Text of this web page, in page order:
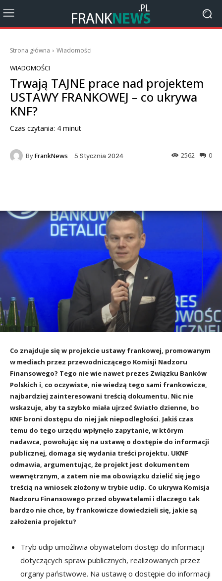
Strona główna Wiadomości
WIADOMOŚCI
Trwają TAJNE prace nad projektem
USTAWY FRANKOWEJ – co ukrywa
KNF?
Czas czytania: 4 minut
ByFrankNews 5 Stycznia 2024 0
2562
Co znajduje się w projekcie ustawy frankowej, promowanym
w mediach przez przewodniczącego Komisji Nadzoru
Finansowego? Tego nie wie nawet prezes Związku Banków
Polskich i, co oczywiste, nie wiedzą tego sami frankowicze,
najbardziej zainteresowani treścią dokumentu. Nic nie
wskazuje, aby ta szybko miała ujrzeć światło dzienne, bo
KNF broni dostępu do niej jak niepodległości. Jakiś czas
temu do tego urzędu wpłynęło zapytanie, w którym
nadawca, powołując się na ustawę o dostępie do informacji
publicznej, domaga się wydania treści projektu. UKNF
odmawia, argumentując, że projekt jest dokumentem
wewnętrznym, a zatem nie ma obowiązku dzielić się jego
treścią na wniosek złożony w trybie udip. Co ukrywa Komisja
Nadzoru Finansowego przed obywatelami i dlaczego tak
bardzo nie chce, by frankowicze dowiedzieli się, jakie są
założenia projektu?
Tryb udip umożliwia obywatelom dostęp do informacji
dotyczących spraw publicznych, realizowanych przez
organy państwowe. Na ustawę o dostępie do informacji